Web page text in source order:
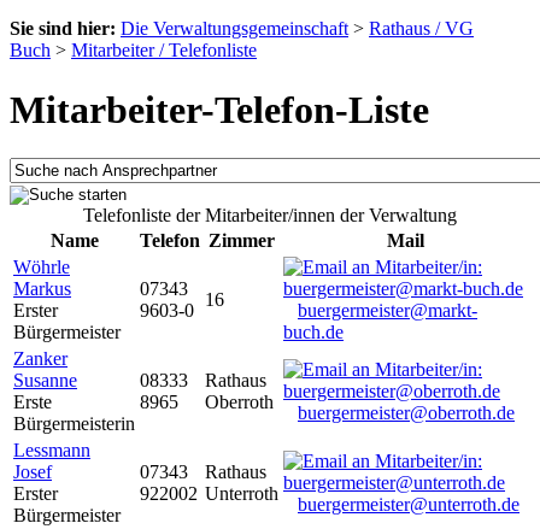
Sie sind hier: Die Verwaltungsgemeinschaft > Rathaus / VG
Buch > Mitarbeiter / Telefonliste
Mitarbeiter-Telefon-Liste
Telefonliste der Mitarbeiter/innen der Verwaltung
Name
Telefon Zimmer
Mail
Wöhrle
Markus
Erster
Bürgermeister
07343
9603-0
16
buergermeister@markt-
buch.de
Zanker
Susanne
Erste
Bürgermeisterin
08333
8965
Rathaus
Oberroth
buergermeister@oberroth.de
Lessmann
Josef
Erster
Bürgermeister
07343
922002
Rathaus
Unterroth
buergermeister@unterroth.de